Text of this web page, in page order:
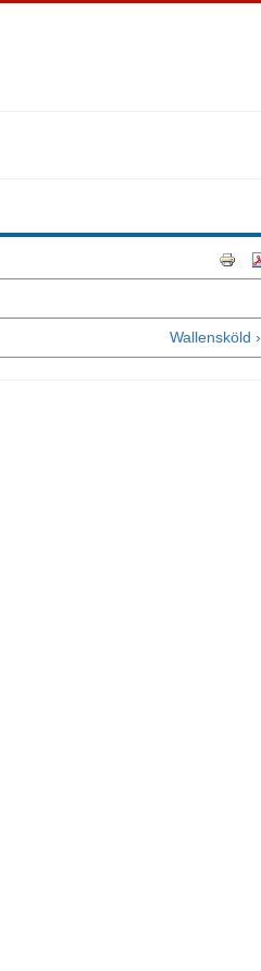
Wallensköld ›